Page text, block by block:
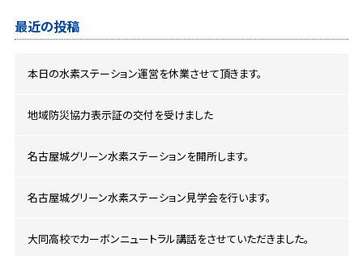
最近の投稿
本日の水素ステーション運営を休業させて頂きます。
地域防災協力表示証の交付を受けました
名古屋城グリーン水素ステーションを開所します。
名古屋城グリーン水素ステーション見学会を行います。
大同高校でカーボンニュートラル講話をさせていただきました。